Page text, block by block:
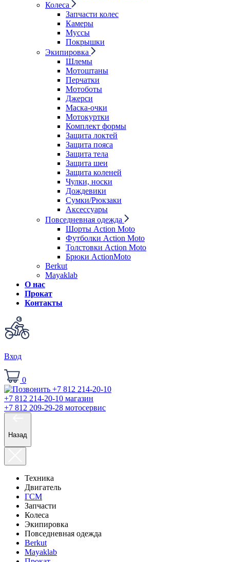
Колеса
Запчасти колес
Камеры
Муссы
Покрышки
Экипировка
Шлемы
Мотоштаны
Перчатки
Мотоботы
Джерси
Маска-очки
Мотокуртки
Комплект формы
Защита локтей
Защита пояса
Защита тела
Защита шеи
Защита коленей
Чулки, носки
Дождевики
Сумки/Рюкзаки
Аксессуары
Повседневная одежда
Шорты Action Moto
Футболки Action Moto
Толстовки Action Moto
Брюки ActionMoto
Berkut
Mayaklab
О нас
Прокат
Контакты
Вход
0
+7 812 214-20-10 магазин
+7 812 209-29-28 мотосервис
Назад
Техника
Двигатель
ГСМ
Запчасти
Колеса
Экипировка
Повседневная одежда
Berkut
Mayaklab